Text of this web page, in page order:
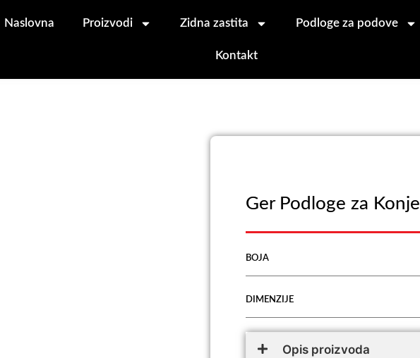
Naslovna Proizvodi Zidna zastita Podloge za podove
Kontakt
Ger Podloge za Konje
BOJA
DIMENZIJE
Opis proizvoda